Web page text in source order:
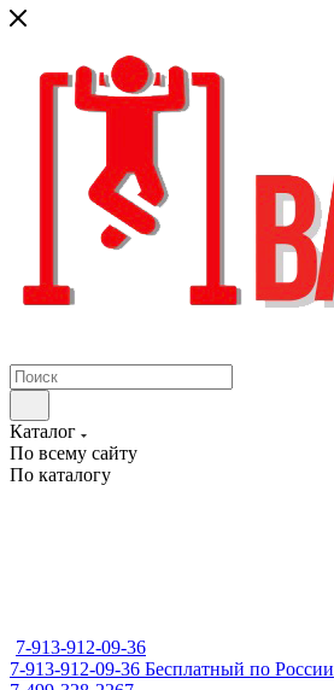
Каталог
По всему сайту
По каталогу
7-913-912-09-36
7-913-912-09-36 Бесплатный по России